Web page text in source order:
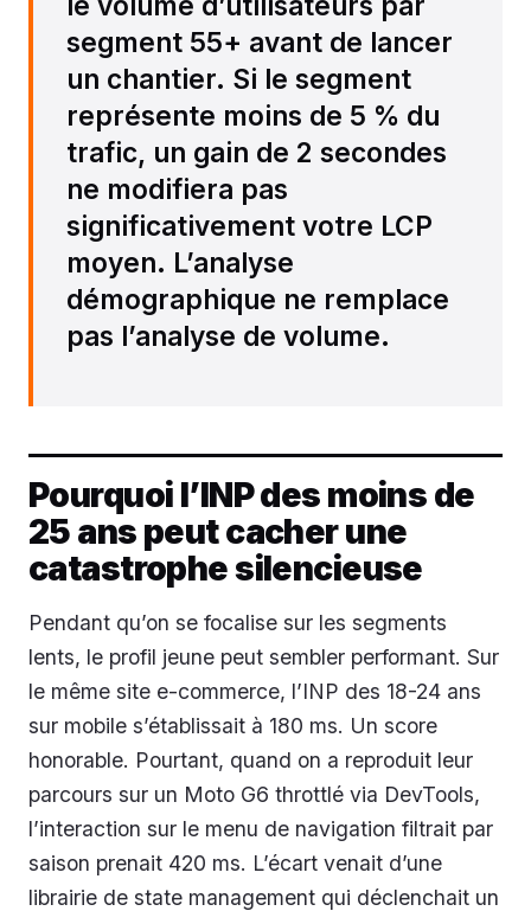
segment 55+ avant de lancer
un chantier. Si le segment
représente moins de 5 % du
trafic, un gain de 2 secondes
ne modifiera pas
significativement votre LCP
moyen. L’analyse
démographique ne remplace
pas l’analyse de volume.
Pourquoi l’INP des moins de
25 ans peut cacher une
catastrophe silencieuse
Pendant qu’on se focalise sur les segments
lents, le profil jeune peut sembler performant. Sur
le même site e-commerce, l’INP des 18-24 ans
sur mobile s’établissait à 180 ms. Un score
honorable. Pourtant, quand on a reproduit leur
parcours sur un Moto G6 throttlé via DevTools,
l’interaction sur le menu de navigation filtrait par
saison prenait 420 ms. L’écart venait d’une
librairie de state management qui déclenchait un